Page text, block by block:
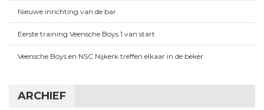
Nieuwe inrichting van de bar
Eerste training Veensche Boys 1 van start
Veensche Boys en NSC Nijkerk treffen elkaar in de beker
ARCHIEF